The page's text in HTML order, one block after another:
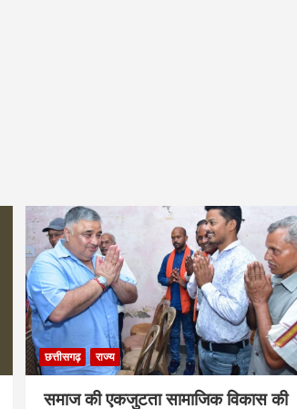
छत्तीसगढ़ राज्य
समाज की एकजुटता सामाजिक विकास की